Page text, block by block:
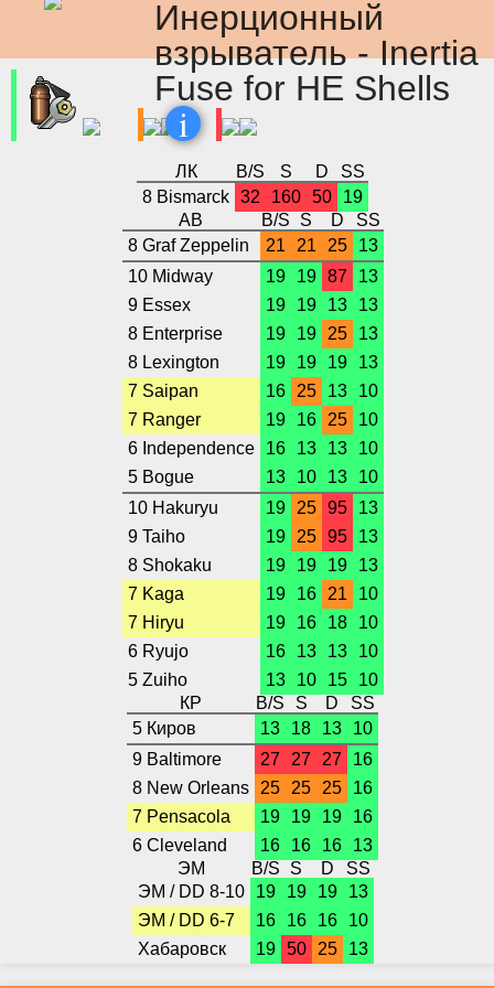
Инерционный
взрыватель - Inertia
Fuse for HE Shells
i
ЛК B/S S D
SS
8 Bismarck 32 160 50
19
АВ
B/S S D
SS
8 Graf Zeppelin
21 21 25
13
10 Midway
19 19 87
13
9 Essex
19 19 13
13
8 Enterprise
19 19 25
13
8 Lexington
19 19 19
13
7 Saipan
16 25 13
10
7 Ranger
19 16 25
10
6 Independence
16 13 13
10
5 Bogue
13 10 13
10
10 Hakuryu
19 25 95
13
9 Taiho
19 25 95
13
8 Shokaku
19 19 19
13
7 Kaga
19 16 21
10
7 Hiryu
19 16 18
10
6 Ryujo
16 13 13
10
5 Zuiho
13 10 15
10
КР
B/S S D
SS
5 Киров
13 18 13
10
9 Baltimore
27 27 27
16
8 New Orleans 25 25 25
16
7 Pensacola
19 19 19
16
6 Cleveland
16 16 16
13
ЭМ
B/S S D
SS
ЭМ / DD 8-10
19 19 19
13
ЭМ / DD 6-7
16 16 16
10
Хабаровск
19 50 25 13